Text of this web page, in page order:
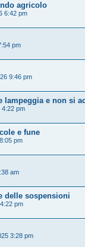
agricolo
6:42 pm
pm
9:46 pm
lampeggia e non si
4:22 pm
e fune
pm
am
delle sospensioni
pm
3:28 pm